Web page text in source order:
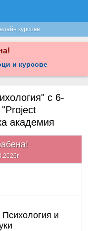
курсове
и курсове
с 6-
академия
и